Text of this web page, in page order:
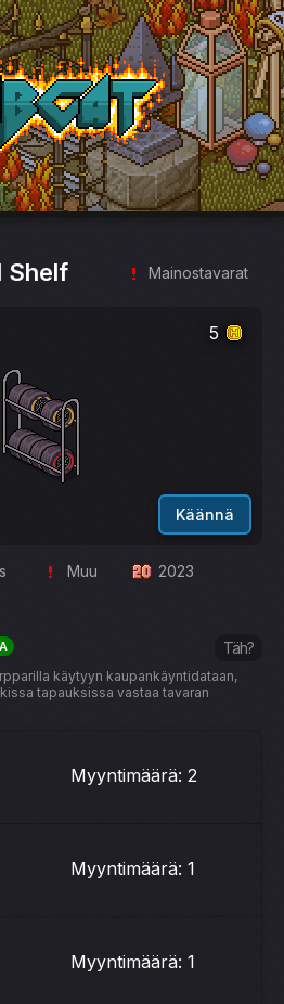
Shelf Mainostavarat
5
Käännä
Muu
2023
Täh?
käytyyn kaupankäyntidataan,
tapauksissa vastaa tavaran
Myyntimäärä: 2
Myyntimäärä: 1
Myyntimäärä: 1